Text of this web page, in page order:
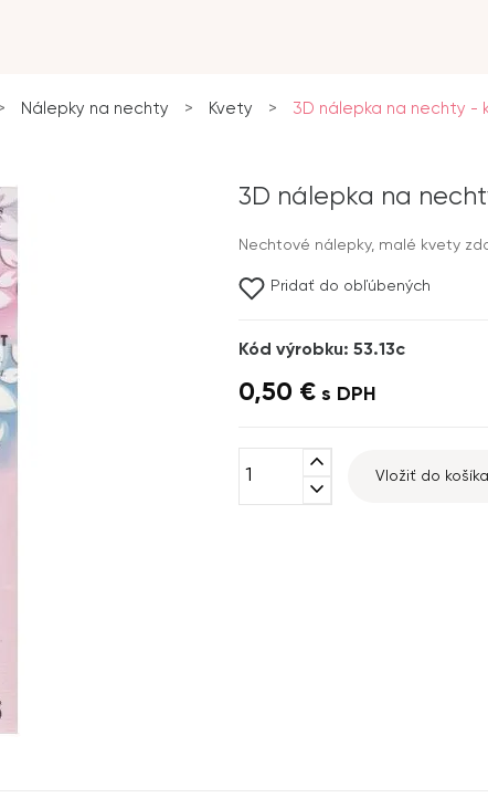
Nálepky na nechty > Kvety > 3D nálepka na nechty -
3D nálepka na
Nechtové nálepky, malé kvety
Pridať do obľúbených
Kód výrobku: 53.13c
0,50 € s DPH
expand_less
expand_more
Vložiť do košíka